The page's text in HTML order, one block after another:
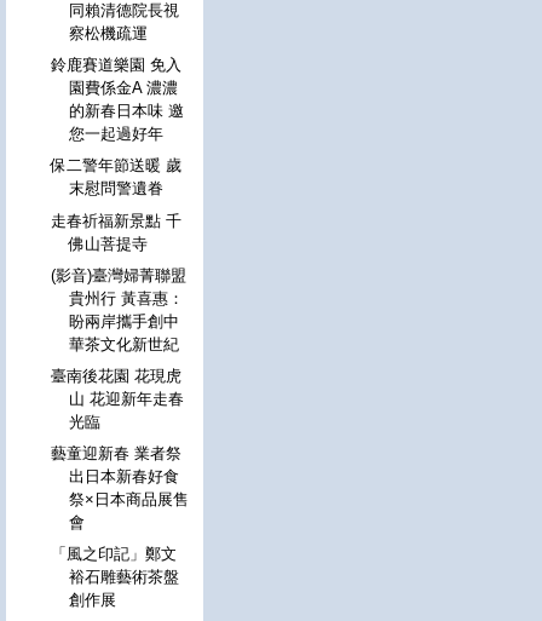
同賴清德院長視
察松機疏運
鈴鹿賽道樂園 免入
園費係金A 濃濃
的新春日本味 邀
您一起過好年
保二警年節送暖 歲
末慰問警遺眷
走春祈福新景點 千
佛山菩提寺
(影音)臺灣婦菁聯盟
貴州行 黃喜惠：
盼兩岸攜手創中
華茶文化新世紀
臺南後花園 花現虎
山 花迎新年走春
光臨
藝童迎新春 業者祭
出日本新春好食
祭×日本商品展售
會
「風之印記」鄭文
裕石雕藝術茶盤
創作展